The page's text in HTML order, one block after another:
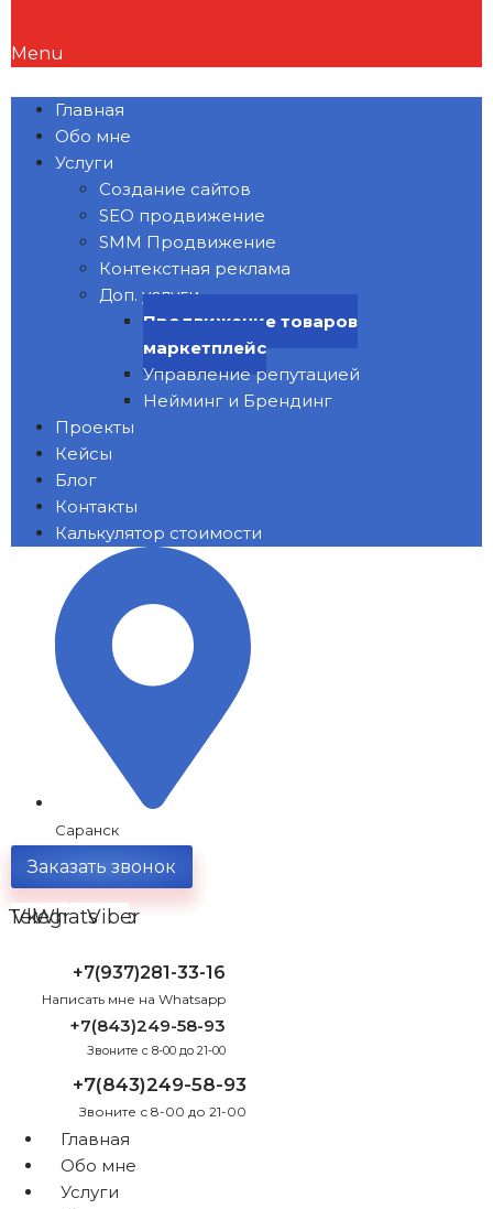
Menu
Главная
Обо мне
Услуги
Создание сайтов
SEO продвижение
SMM Продвижение
Контекстная реклама
Доп. услуги
Продвижение товаров
маркетплейс
Управление репутацией
Нейминг и Брендинг
Проекты
Кейсы
Блог
Контакты
Калькулятор стоимости
Саранск
Заказать звонок
Vk
Telegram
Whatsapp
Viber
+7(937)281-33-16
Написать мне на Whatsapp
+7(843)249-58-93
Звоните с 8-00 до 21-00
+7(843)249-58-93
Звоните с 8-00 до 21-00
Главная
Обо мне
Услуги